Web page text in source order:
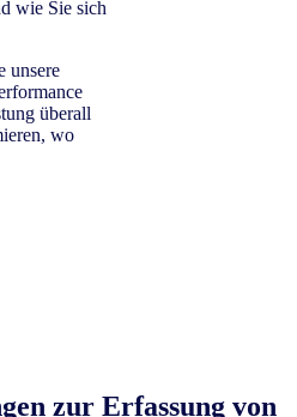
wie Sie sich
unsere
überall
wo
zur Erfassung von